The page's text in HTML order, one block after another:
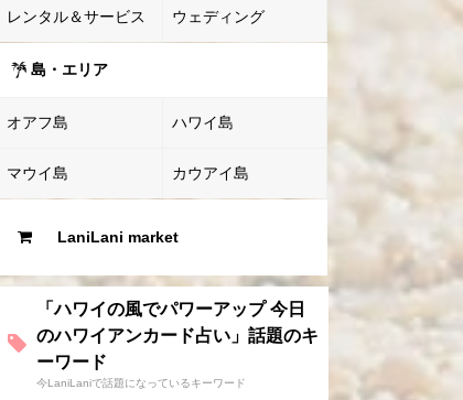
レンタル＆サービス ウェディング
島・エリア
オアフ島 ハワイ島
マウイ島 カウアイ島
LaniLani market
「ハワイの風でパワーアップ 今日
のハワイアンカード占い」話題のキ
ーワード
今LaniLaniで話題になっているキーワード